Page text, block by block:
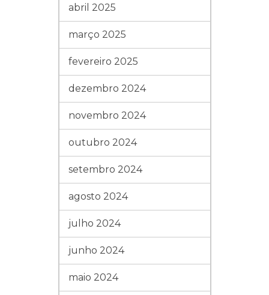
abril 2025
março 2025
fevereiro 2025
dezembro 2024
novembro 2024
outubro 2024
setembro 2024
agosto 2024
julho 2024
junho 2024
maio 2024